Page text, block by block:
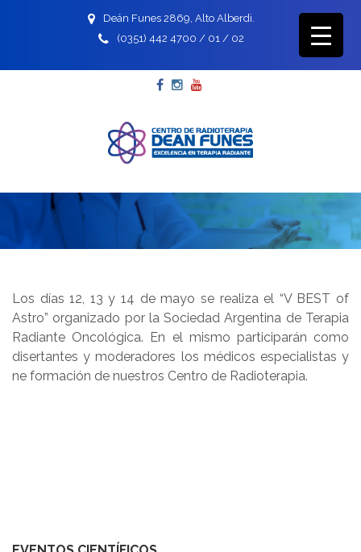
Deán Funes 2869, Alto Alberdi.
(0351) 442 4700 / 01 / 02
Facebook
Instagram
Los días 12, 13 y 14 de mayo se realiza el “V BEST of
Astro” organizado por la Sociedad Argentina de Terapia
Radiante Oncológica. En el mismo participarán como
disertantes y moderadores los médicos especialistas y
ne formación de nuestros Centro de Radioterapia.